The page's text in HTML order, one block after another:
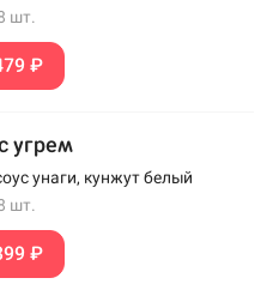
шт.
₽
угрем
унаги, кунжут белый
шт.
₽